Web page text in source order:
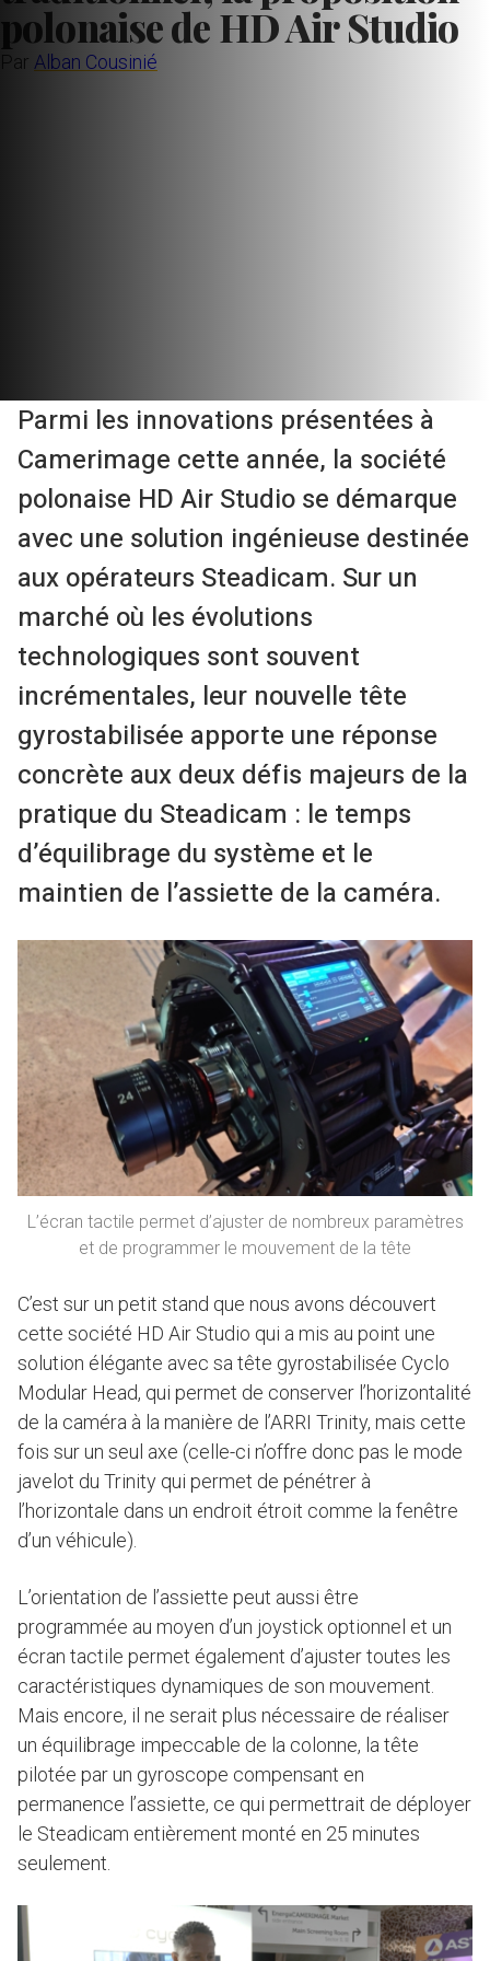
polonaise de HD Air Studio
Par Alban Cousinié
Parmi les innovations présentées à
Camerimage cette année, la société
polonaise HD Air Studio se démarque
avec une solution ingénieuse destinée
aux opérateurs Steadicam. Sur un
marché où les évolutions
technologiques sont souvent
incrémentales, leur nouvelle tête
gyrostabilisée apporte une réponse
concrète aux deux défis majeurs de la
pratique du Steadicam : le temps
d’équilibrage du système et le
maintien de l’assiette de la caméra.
L’écran tactile permet d’ajuster de nombreux paramètres
et de programmer le mouvement de la tête
C’est sur un petit stand que nous avons découvert
cette société HD Air Studio qui a mis au point une
solution élégante avec sa tête gyrostabilisée Cyclo
Modular Head, qui permet de conserver l’horizontalité
de la caméra à la manière de l’ARRI Trinity, mais cette
fois sur un seul axe (celle-ci n’offre donc pas le mode
javelot du Trinity qui permet de pénétrer à
l’horizontale dans un endroit étroit comme la fenêtre
d’un véhicule).
L’orientation de l’assiette peut aussi être
programmée au moyen d’un joystick optionnel et un
écran tactile permet également d’ajuster toutes les
caractéristiques dynamiques de son mouvement.
Mais encore, il ne serait plus nécessaire de réaliser
un équilibrage impeccable de la colonne, la tête
pilotée par un gyroscope compensant en
permanence l’assiette, ce qui permettrait de déployer
le Steadicam entièrement monté en 25 minutes
seulement.